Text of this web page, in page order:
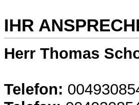
IHR
Herr Thomas
Telefon: